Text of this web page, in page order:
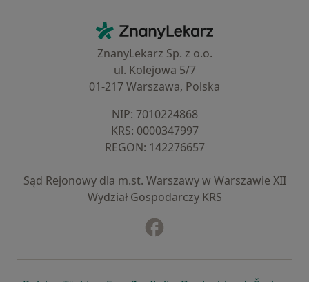
ZnanyLekarz - Strona główna
ZnanyLekarz Sp. z o.o.
ul. Kolejowa 5/7
01-217 Warszawa, Polska
NIP: ⁠7010224868
KRS: ⁠0000347997
REGON: ⁠142276657
Sąd Rejonowy dla m.st. Warszawy w Warszawie XII
Wydział Gospodarczy KRS